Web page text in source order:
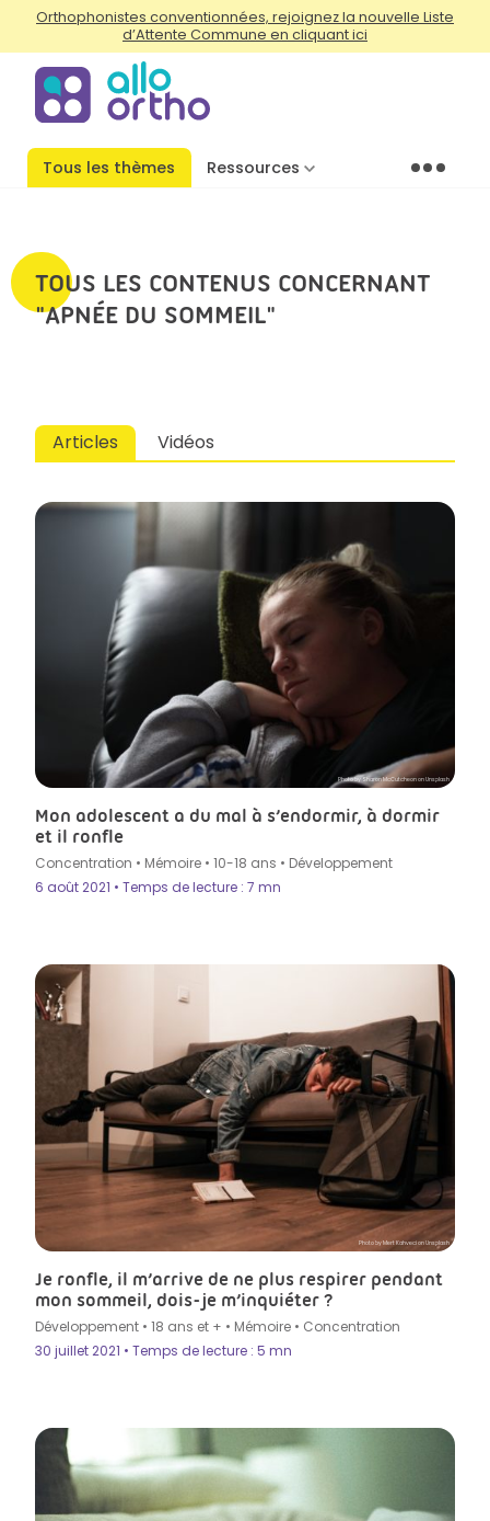
Orthophonistes conventionnées, rejoignez la nouvelle Liste
d’Attente Commune en cliquant ici
Tous les thèmes Ressources Menu
TOUS LES CONTENUS CONCERNANT
"APNÉE DU SOMMEIL"
Articles Vidéos
Photo by Sharon McCutcheon on Unsplash
Mon adolescent a du mal à s’endormir, à dormir
et il ronfle
Concentration • Mémoire • 10-18 ans • Développement
6 août 2021 • Temps de lecture : 7 mn
Photo by Mert Kahveci on Unsplash
Je ronfle, il m’arrive de ne plus respirer pendant
mon sommeil, dois-je m’inquiéter ?
Développement • 18 ans et + • Mémoire • Concentration
30 juillet 2021 • Temps de lecture : 5 mn